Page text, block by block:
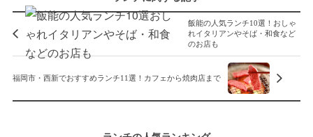
飯能の人気ランチ10選！おしゃ
れイタリアンやそば・和食など
のお店も
福岡市・西新でおすすめランチ11選！カフェから焼肉店まで